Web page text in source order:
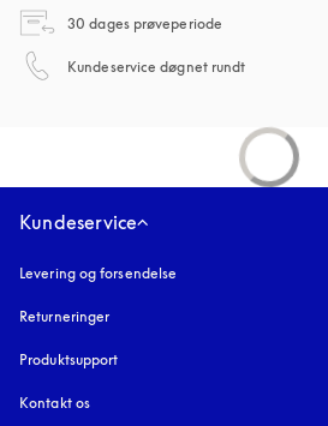
30 dages prøveperiode
Kundeservice døgnet rundt
Kundeservice
Levering og forsendelse
Returneringer
Produktsupport
Kontakt os